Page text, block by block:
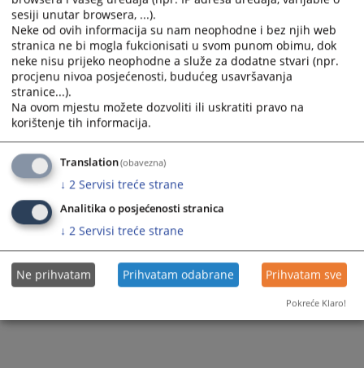
Ostale prodaje
sesiji unutar browsera, ...).
Neke od ovih informacija su nam neophodne i bez njih web
stranica ne bi mogla fukcionisati u svom punom obimu, dok
neke nisu prijeko neophodne a služe za dodatne stvari (npr.
procjenu nivoa posjećenosti, budućeg usavršavanja
stranice...).
Na ovom mjestu možete dozvoliti ili uskratiti pravo na
korištenje tih informacija.
Translation(obavezna)
↓ 2 Servisi treće strane
Analitika o posjećenosti stranica
↓ 2 Servisi treće strane
Ne prihvatam Prihvatam odabrane Prihvatam sve
Pokreće Klaro!